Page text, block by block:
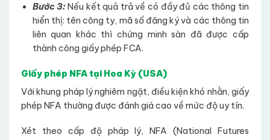
Bước 3: Nếu kết quả trả về có đầy đủ các thông tin
hiển thị: tên công ty, mã số đăng ký và các thông tin
liên quan khác thì chứng minh sàn đã được cấp
thành công giấy phép FCA.
Giấy phép NFA tại Hoa Kỳ (USA)
Với khung pháp lý nghiêm ngặt, điều kiện khó nhằn, giấy
phép NFA thường được đánh giá cao về mức độ uy tín.
Xét theo cấp độ pháp lý, NFA (National Futures